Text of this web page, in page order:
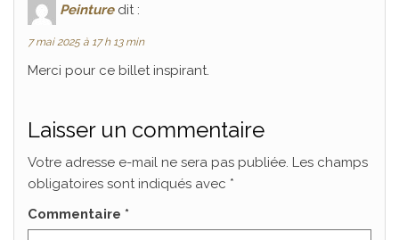
Peinture dit :
7 mai 2025 à 17 h 13 min
Merci pour ce billet inspirant.
Laisser un commentaire
Votre adresse e-mail ne sera pas publiée. Les champs
obligatoires sont indiqués avec *
Commentaire *